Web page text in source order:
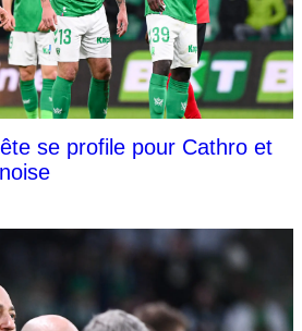
se profile pour Cathro et